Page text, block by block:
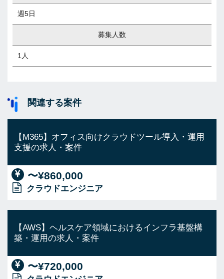
週5日
募集人数
1人
関連する案件
【M365】オフィス向けクラウドツール導入・運用
支援の求人・案件
〜¥860,000
クラウドエンジニア
【AWS】ヘルスケア領域におけるインフラ基盤構
築・運用の求人・案件
〜¥720,000